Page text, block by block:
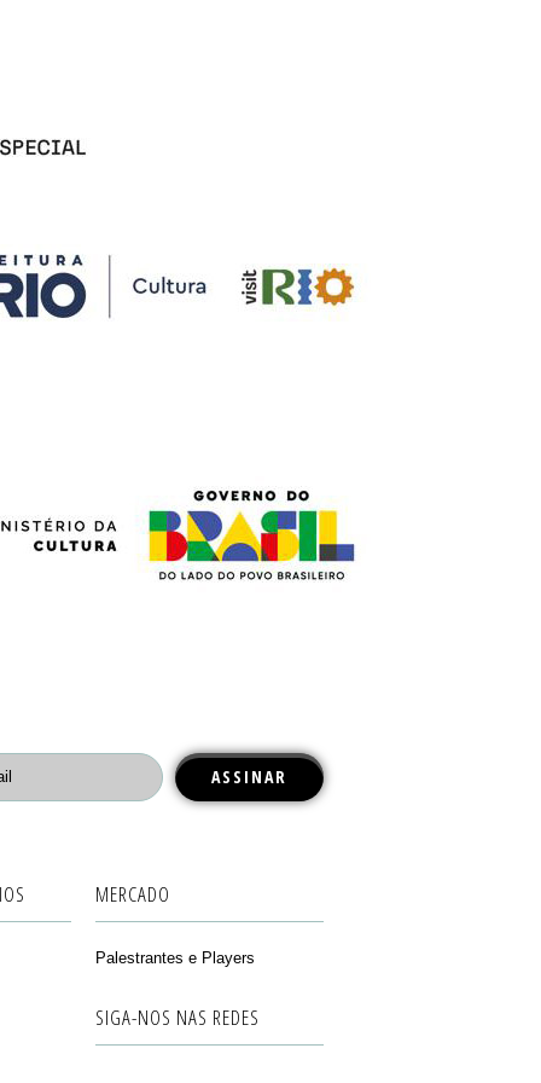
MERCADO
Palestrantes e Players
SIGA-NOS NAS REDES